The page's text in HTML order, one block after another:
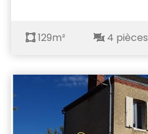
129m² 4 pièces